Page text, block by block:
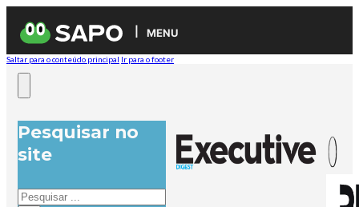
MENU
Saltar para o conteúdo principal Ir para o footer
Pesquisar no
site
Pesquisar